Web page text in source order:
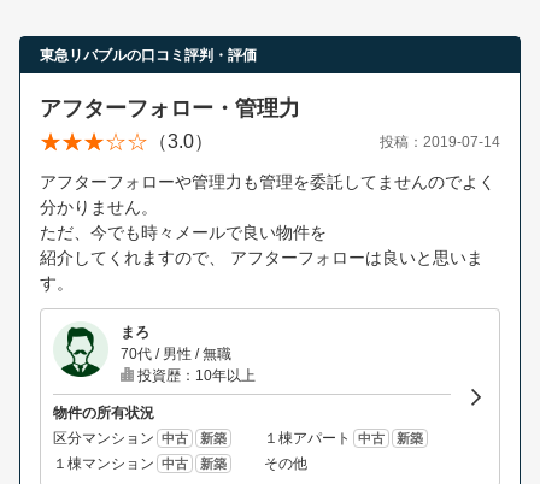
東急リバブルの口コミ評判・評価
アフターフォロー・管理力
（3.0） 投稿：2019-07-14
アフターフォローや管理力も管理を委託してませんのでよく
分かりません。
ただ、今でも時々メールで良い物件を
紹介してくれますので、 アフターフォローは良いと思いま
す。
まろ
70代 / 男性 / 無職
投資歴：10年以上
物件の所有状況
区分マンション 中古 新築 １棟アパート 中古 新築
１棟マンション 中古 新築 その他